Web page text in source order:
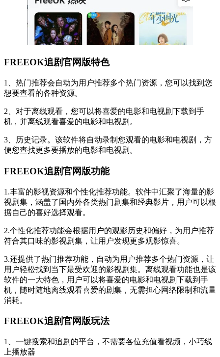
FREEOK追剧官网版特色
1、热门推荐会自动为用户推荐多个热门资源，您可以找到您
想要查看的各种资源。
2、对于离线观看，您可以将喜爱的电影和电视剧下载到手
机，并离线观看喜爱的电影和电视剧。
3、历史记录。该软件将自动录制您观看的电影和电视剧，方
便您查找更多要播放的电影和电视剧。
FREEOK追剧官网版功能
1.丰富的影视资源和个性化推荐功能。软件中汇聚了海量的影
视剧集，涵盖了国内外各类热门剧集和经典影片，用户可以根
据自己的喜好选择观看。
2.个性化推荐功能会根据用户的观影历史和偏好，为用户推荐
符合其口味的影视剧集，让用户发现更多观影惊喜。
3.还提供了热门推荐功能，自动为用户推荐多个热门资源，让
用户轻松找到当下最受欢迎的影视剧集。离线观看功能也是该
软件的一大特色，用户可以将喜爱的电影和电视剧下载到手
机，随时随地离线观看喜爱的剧集，无需担心网络限制和流量
消耗。
FREEOK追剧官网版玩法
1、一键搜索和追剧的平台，不需要各位充值看视频，小巧线
上播放器